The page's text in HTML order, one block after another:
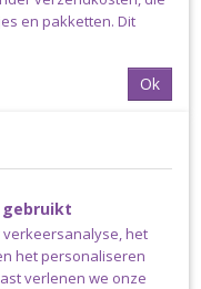
wel dergelijke items
en
eerbetoon aan het
maken van projecten
garen van zuiver
wit en naturel ecru en
katoen die
met een subtiele
ademend en
dan andere
en pakketten. Dit
Ok
gebruikt
het
het personaliseren
verlenen we onze